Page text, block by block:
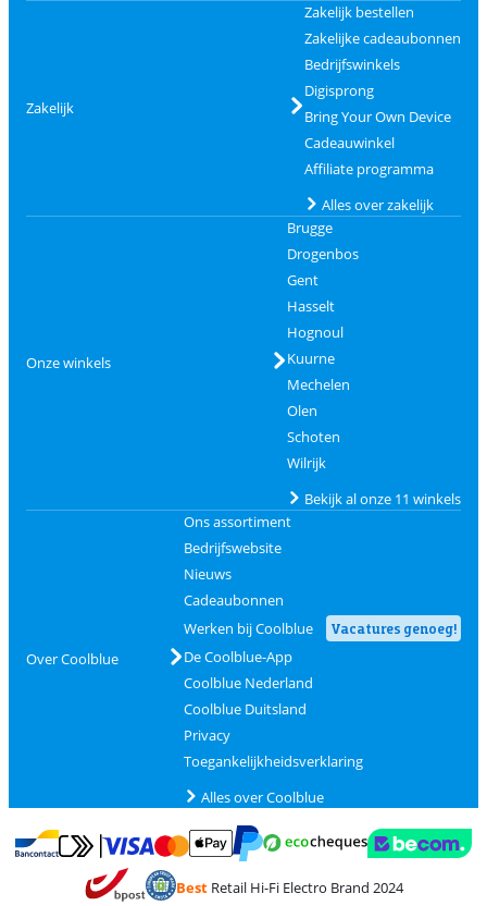
Zakelijk
Zakelijk bestellen
Zakelijke cadeaubonnen
Bedrijfswinkels
Digisprong
Bring Your Own Device
Cadeauwinkel
Affiliate programma
Alles over zakelijk
Onze winkels
Brugge
Drogenbos
Gent
Hasselt
Hognoul
Kuurne
Mechelen
Olen
Schoten
Wilrijk
Bekijk al onze 11 winkels
Over Coolblue
Ons assortiment
Bedrijfswebsite
Nieuws
Cadeaubonnen
Werken bij Coolblue
Vacatures genoeg!
De Coolblue-App
Coolblue Nederland
Coolblue Duitsland
Privacy
Toegankelijkheidsverklaring
Alles over Coolblue
Betalen met Bancontact
Betalen met MasterCard en Visa via ClickToPay
BestRetail Hi-Fi Electro Brand 2024